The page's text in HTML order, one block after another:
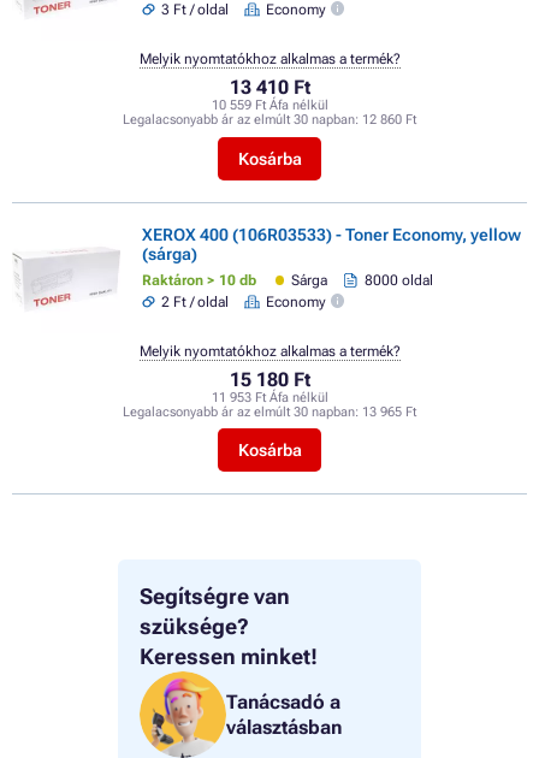
Segítségre van
szüksége?
Keressen minket!
Tanácsadó a
választásban
3 Ft / oldal
Economy
13 410 Ft
10 559 Ft Áfa nélkül
Legalacsonyabb ár az elmúlt 30 napban: 12 860 Ft
Kosárba
Melyik nyomtatókhoz alkalmas a termék?
XEROX 400 (106R03533) - Toner Economy, yellow
(sárga)
Raktáron > 10 db Sárga
8000 oldal
2 Ft / oldal
Economy
15 180 Ft
11 953 Ft Áfa nélkül
Legalacsonyabb ár az elmúlt 30 napban: 13 965 Ft
Kosárba
Melyik nyomtatókhoz alkalmas a termék?